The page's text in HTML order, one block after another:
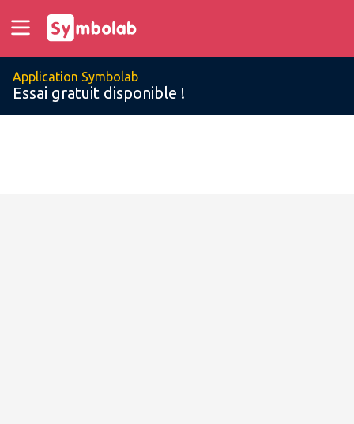
Application Symbolab
Essai gratuit disponible !